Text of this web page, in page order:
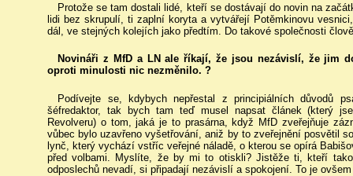
Protože se tam dostali lidé, kteří se dostávají do novin na
lidi bez skrupulí, ti zaplní koryta a vytvářejí Potěmkinovu
dál, ve stejných kolejích jako předtím. Do takové společnosti
Novináři z MfD a LN ale říkají, že jsou nezávislí, že jim
oproti minulosti nic nezměnilo. ?
Podívejte se, kdybych nepřestal z principiálních důvodů
šéfredaktor, tak bych tam teď musel napsat článek (který
Revolveru) o tom, jaká je to prasárna, když MfD zveřejňuje
vůbec bylo uzavřeno vyšetřování, aniž by to zveřejnění posvětil
lynč, který vychází vstříc veřejné náladě, o kterou se opírá
před volbami. Myslíte, že by mi to otiskli? Jistěže ti, kteří
odposlechů nevadí, si připadají nezávislí a spokojení. To je